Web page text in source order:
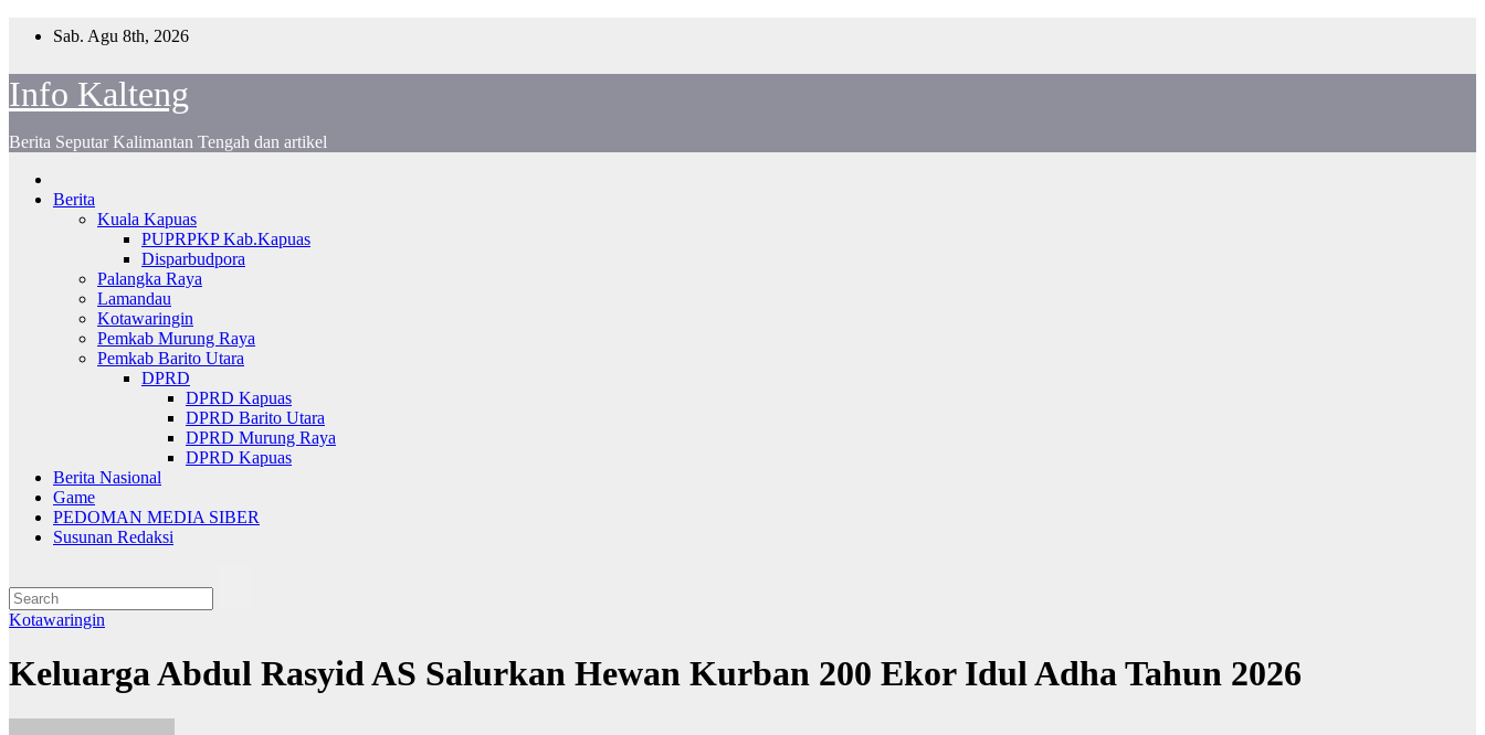
Sab. Agu 8th, 2026
Info Kalteng
Berita Seputar Kalimantan Tengah dan artikel
Berita
Kuala Kapuas
PUPRPKP Kab.Kapuas
Disparbudpora
Palangka Raya
Lamandau
Kotawaringin
Pemkab Murung Raya
Pemkab Barito Utara
DPRD
DPRD Kapuas
DPRD Barito Utara
DPRD Murung Raya
DPRD Kapuas
Berita Nasional
Game
PEDOMAN MEDIA SIBER
Susunan Redaksi
Kotawaringin
Keluarga Abdul Rasyid AS Salurkan Hewan Kurban 200 Ekor Idul Adha Tahun 2026